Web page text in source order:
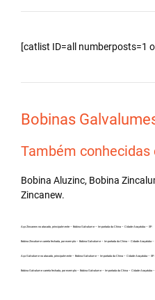
[catlist ID=all numberposts=1
Bobinas
Também conhecidas
Bobina Aluzinc, Bobina
Zincanew.
Aço Zincanew no atacado, principalmente – Bobina Galvalume – Importada da China – Cidade Araçatuba – SP.
Bobina Zincalume carreta fechada, por exemplo – Bobina Galvalume – Importada da China – Cidade Araçatuba –
Aço Galvalume no atacado, principalmente – Bobina Galvalume – Importada da China – Cidade Araçatuba – SP.
Bobina Galvalume carreta fechada, por exemplo – Bobina Galvalume – Importada da China – Cidade Araçatuba –